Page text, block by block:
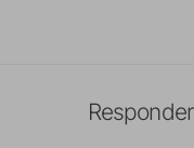
Responder